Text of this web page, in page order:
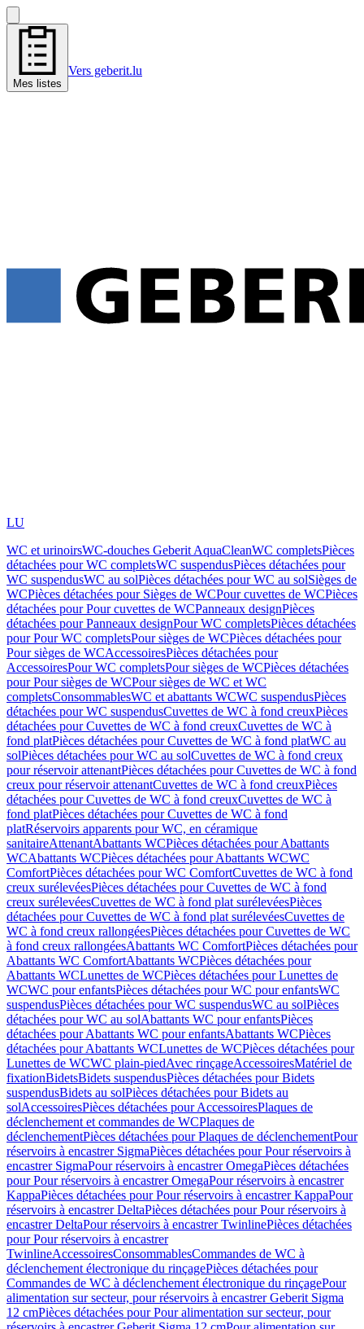
Mes listes
Vers geberit.lu
LU
WC et urinoirsWC-douches Geberit AquaCleanWC completsPièces
détachées pour WC completsWC suspendusPièces détachées pour
WC suspendusWC au solPièces détachées pour WC au solSièges de
WCPièces détachées pour Sièges de WCPour cuvettes de WCPièces
détachées pour Pour cuvettes de WCPanneaux designPièces
détachées pour Panneaux designPour WC completsPièces détachées
pour Pour WC completsPour sièges de WCPièces détachées pour
Pour sièges de WCAccessoiresPièces détachées pour
AccessoiresPour WC completsPour sièges de WCPièces détachées
pour Pour sièges de WCPour sièges de WC et WC
completsConsommablesWC et abattants WCWC suspendusPièces
détachées pour WC suspendusCuvettes de WC à fond creuxPièces
détachées pour Cuvettes de WC à fond creuxCuvettes de WC à
fond platPièces détachées pour Cuvettes de WC à fond platWC au
solPièces détachées pour WC au solCuvettes de WC à fond creux
pour réservoir attenantPièces détachées pour Cuvettes de WC à fond
creux pour réservoir attenantCuvettes de WC à fond creuxPièces
détachées pour Cuvettes de WC à fond creuxCuvettes de WC à
fond platPièces détachées pour Cuvettes de WC à fond
platRéservoirs apparents pour WC, en céramique
sanitaireAttenantAbattants WCPièces détachées pour Abattants
WCAbattants WCPièces détachées pour Abattants WCWC
ComfortPièces détachées pour WC ComfortCuvettes de WC à fond
creux surélevéesPièces détachées pour Cuvettes de WC à fond
creux surélevéesCuvettes de WC à fond plat surélevéesPièces
détachées pour Cuvettes de WC à fond plat surélevéesCuvettes de
WC à fond creux rallongéesPièces détachées pour Cuvettes de WC
à fond creux rallongéesAbattants WC ComfortPièces détachées pour
Abattants WC ComfortAbattants WCPièces détachées pour
Abattants WCLunettes de WCPièces détachées pour Lunettes de
WCWC pour enfantsPièces détachées pour WC pour enfantsWC
suspendusPièces détachées pour WC suspendusWC au solPièces
détachées pour WC au solAbattants WC pour enfantsPièces
détachées pour Abattants WC pour enfantsAbattants WCPièces
détachées pour Abattants WCLunettes de WCPièces détachées pour
Lunettes de WCWC plain-piedAvec rinçageAccessoiresMatériel de
fixationBidetsBidets suspendusPièces détachées pour Bidets
suspendusBidets au solPièces détachées pour Bidets au
solAccessoiresPièces détachées pour AccessoiresPlaques de
déclenchement et commandes de WCPlaques de
déclenchementPièces détachées pour Plaques de déclenchementPour
réservoirs à encastrer SigmaPièces détachées pour Pour réservoirs à
encastrer SigmaPour réservoirs à encastrer OmegaPièces détachées
pour Pour réservoirs à encastrer OmegaPour réservoirs à encastrer
KappaPièces détachées pour Pour réservoirs à encastrer KappaPour
réservoirs à encastrer DeltaPièces détachées pour Pour réservoirs à
encastrer DeltaPour réservoirs à encastrer TwinlinePièces détachées
pour Pour réservoirs à encastrer
TwinlineAccessoiresConsommablesCommandes de WC à
déclenchement électronique du rinçagePièces détachées pour
Commandes de WC à déclenchement électronique du rinçagePour
alimentation sur secteur, pour réservoirs à encastrer Geberit Sigma
12 cmPièces détachées pour Pour alimentation sur secteur, pour